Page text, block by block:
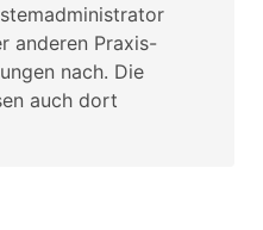
anderen Praxis-
nach. Die
auch dort